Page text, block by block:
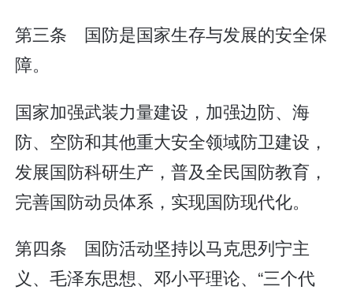
第三条 国防是国家生存与发展的安全保
障。
国家加强武装力量建设，加强边防、海
防、空防和其他重大安全领域防卫建设，
发展国防科研生产，普及全民国防教育，
完善国防动员体系，实现国防现代化。
第四条 国防活动坚持以马克思列宁主
义、毛泽东思想、邓小平理论、“三个代